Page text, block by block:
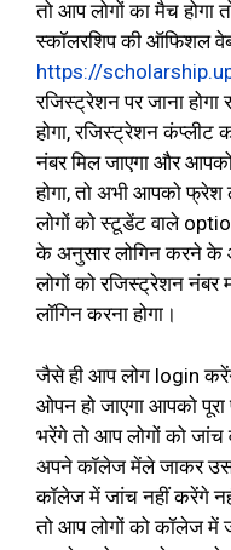
तो आप लोगों का मैच
स्कॉलरशिप की ऑफिशल
https://
रजिस्ट्रेशन पर जाना
होगा, रजिस्ट्रेशन
नंबर मिल जाएगा और आपको
होगा, तो अभी आपको
लोगों को स्टूडेंट वाले
के अनुसार लोगिन करने के
लोगों को रजिस्ट्रेशन नंबर
लॉगिन करना होगा।
जैसे ही आप लोग login
ओपन हो जाएगा आपको पूरा
भरेंगे तो आप लोगों को जांच
अपने कॉलेज मेंले जाकर
कॉलेज में जांच नहीं करेंगे
तो आप लोगों को कॉलेज में